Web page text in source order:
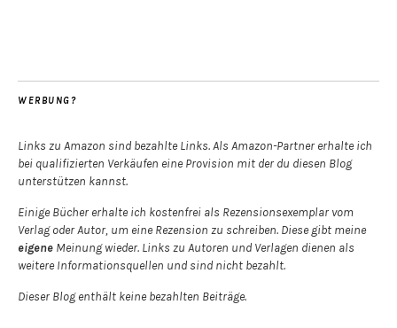
WERBUNG?
Links zu Amazon sind bezahlte Links. Als Amazon-Partner erhalte ich
bei qualifizierten Verkäufen eine Provision mit der du diesen Blog
unterstützen kannst.
Einige Bücher erhalte ich kostenfrei als Rezensionsexemplar vom
Verlag oder Autor, um eine Rezension zu schreiben. Diese gibt meine
eigene Meinung wieder. Links zu Autoren und Verlagen dienen als
weitere Informationsquellen und sind nicht bezahlt.
Dieser Blog enthält keine bezahlten Beiträge.